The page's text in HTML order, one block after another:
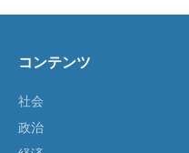
コンテンツ
社会
政治